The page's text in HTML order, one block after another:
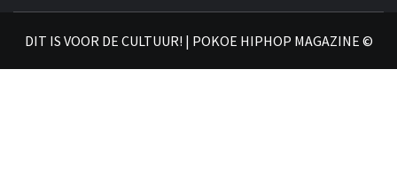
DIT IS VOOR DE CULTUUR! | POKOE HIPHOP MAGAZINE ©